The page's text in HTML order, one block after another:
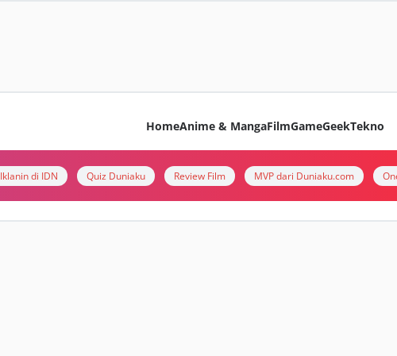
HomeAnime & MangaFilmGameGeekTekno
Iklanin di IDN Quiz Duniaku Review Film MVP dari Duniaku.com